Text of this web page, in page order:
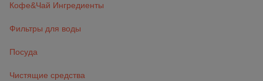
Кофе&Чай Ингредиенты
Фильтры для воды
Посуда
Чистящие средства